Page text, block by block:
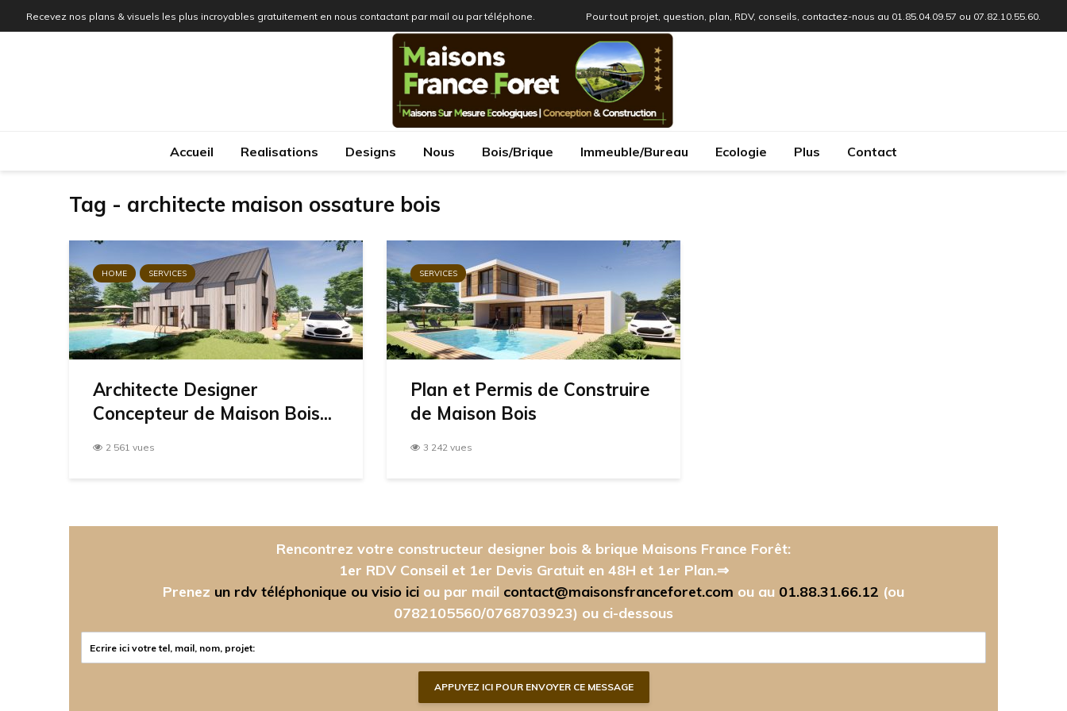
Recevez nos plans & visuels les plus incroyables gratuitement en nous contactant par mail ou par téléphone. Pour tout projet, question, plan, RDV, conseils, contactez-nous au 01.85.04.09.57 ou 07.82.10.55.60.
Accueil Realisations Designs Nous Bois/Brique Immeuble/Bureau Ecologie Plus Contact
Tag - architecte maison ossature bois
HOME SERVICES
Architecte Designer
Concepteur de Maison Bois...
2 561 vues
SERVICES
Plan et Permis de Construire
de Maison Bois
3 242 vues
Rencontrez votre constructeur designer bois & brique Maisons France Forêt:
1er RDV Conseil et 1er Devis Gratuit en 48H et 1er Plan.⇒
Prenez un rdv téléphonique ou visio ici ou par mail contact@maisonsfranceforet.com ou au 01.88.31.66.12 (ou
0782105560/0768703923) ou ci-dessous